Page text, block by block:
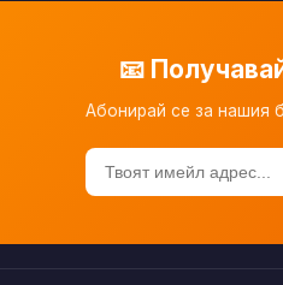
📧
Абонирай се за нашия